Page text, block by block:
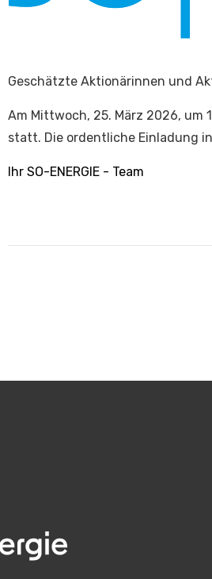
Geschätzte Aktionärinnen und
Am Mittwoch, 25. März 2026, um
statt. Die ordentliche Einladung
Ihr SO-ENERGIE - Team